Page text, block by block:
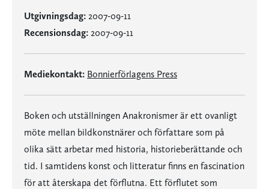
Utgivningsdag: 2007-09-11
Recensionsdag: 2007-09-11
Mediekontakt: Bonnierförlagens Press
Boken och utställningen Anakronismer är ett ovanligt
möte mellan bildkonstnärer och författare som på
olika sätt arbetar med historia, historieberättande och
tid. I samtidens konst och litteratur finns en fascination
för att återskapa det förflutna. Ett förflutet som